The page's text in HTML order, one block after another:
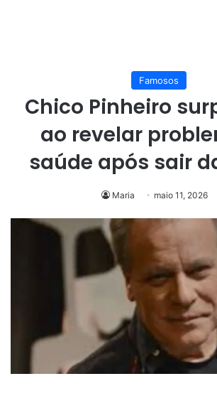
Famosos
Chico Pinheiro
ao revelar
saúde após sair
Maria maio 11, 2026